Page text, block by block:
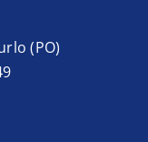
(PO)